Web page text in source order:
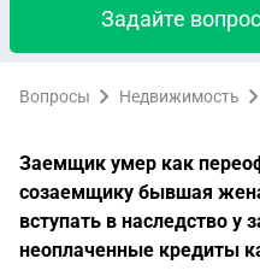
Задайте
Вопросы Недвижимость
Заемщик умер как
созаемщику бывшая
вступать в наследство
неоплаченные кредиты